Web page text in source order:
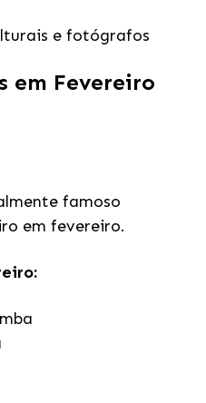
e fotógrafos
em Fevereiro
famoso
em fevereiro.